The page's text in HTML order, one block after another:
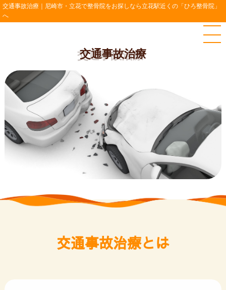
交通事故治療｜尼崎市・立花で整骨院をお探しなら立花駅近くの「ひろ整骨院」
へ
交通事故治療
交通事故治療とは